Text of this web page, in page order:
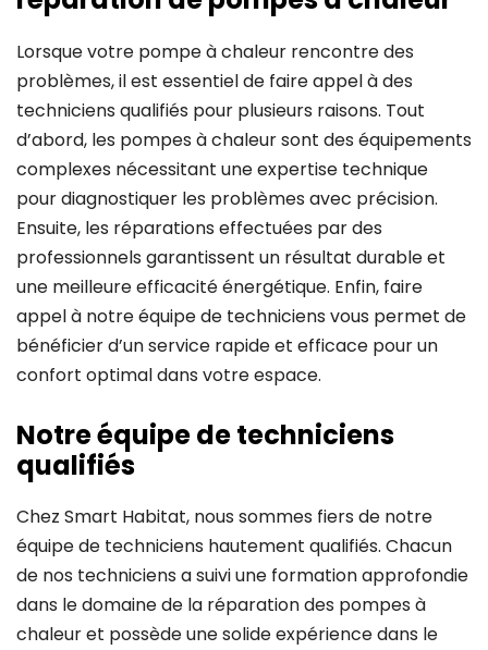
Lorsque votre pompe à chaleur rencontre des
problèmes, il est essentiel de faire appel à des
techniciens qualifiés pour plusieurs raisons. Tout
d’abord, les pompes à chaleur sont des équipements
complexes nécessitant une expertise technique
pour diagnostiquer les problèmes avec précision.
Ensuite, les réparations effectuées par des
professionnels garantissent un résultat durable et
une meilleure efficacité énergétique. Enfin, faire
appel à notre équipe de techniciens vous permet de
bénéficier d’un service rapide et efficace pour un
confort optimal dans votre espace.
Notre équipe de techniciens
qualifiés
Chez Smart Habitat, nous sommes fiers de notre
équipe de techniciens hautement qualifiés. Chacun
de nos techniciens a suivi une formation approfondie
dans le domaine de la réparation des pompes à
chaleur et possède une solide expérience dans le